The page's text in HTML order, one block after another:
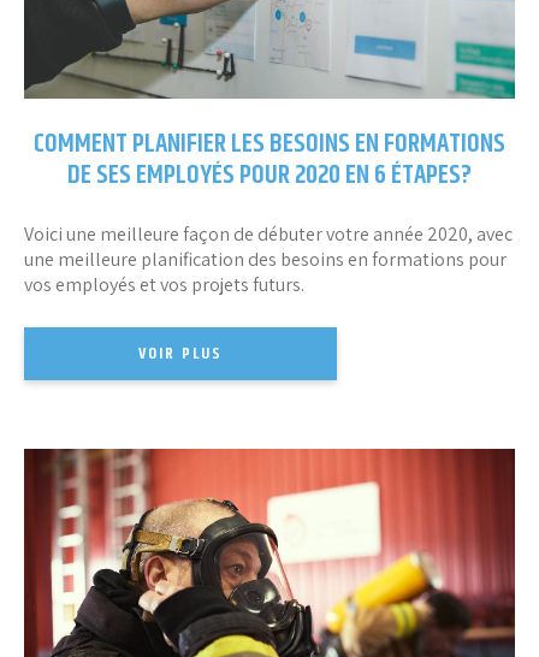
COMMENT PLANIFIER LES BESOINS EN FORMATIONS
DE SES EMPLOYÉS POUR 2020 EN 6 ÉTAPES?
Voici une meilleure façon de débuter votre année 2020, avec
une meilleure planification des besoins en formations pour
vos employés et vos projets futurs.
VOIR PLUS